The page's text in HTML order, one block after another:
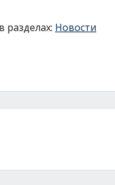
разделах: Новости